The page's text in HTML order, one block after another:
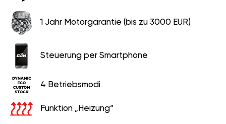
1 Jahr Motorgarantie (bis zu 3000 EUR)
Steuerung per Smartphone
4 Betriebsmodi
Funktion „Heizung“